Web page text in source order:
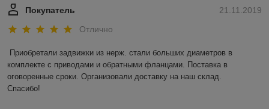
21.11.2019
Покупатель
Отлично
Приобретали задвижки из нерж. стали больших диаметров в
комплекте с приводами и обратными фланцами. Поставка в
оговоренные сроки. Организовали доставку на наш склад.
Спасибо!